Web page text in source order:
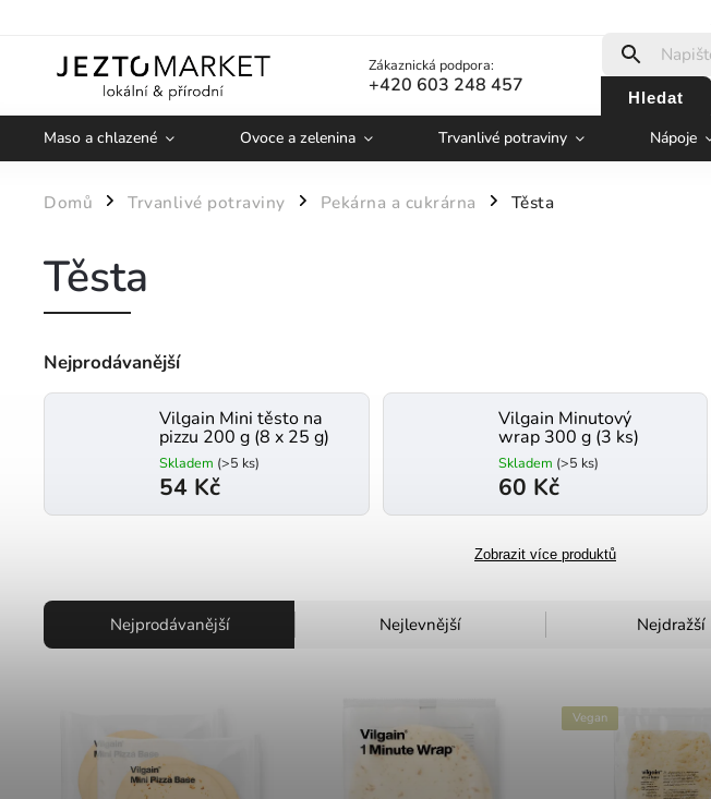
Zákaznická podpora:
+420 603 248 457
Hledat
Maso a chlazené Ovoce a zelenina Trvanlivé potraviny Nápoje
Domů / Trvanlivé potraviny / Pekárna a cukrárna / Těsta
Těsta
Nejprodávanější
Vilgain Mini těsto na
pizzu 200 g (8 x 25 g)
Skladem (>5 ks)
54 Kč
Vilgain Minutový
wrap 300 g (3 ks)
Skladem (>5 ks)
60 Kč
Zobrazit více produktů
Nejprodávanější Nejlevnější Nejdražší
Vegan